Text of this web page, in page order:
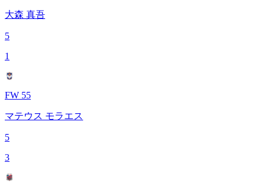
大森 真吾
5
1
FW 55
マテウス モラエス
5
3